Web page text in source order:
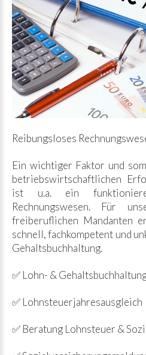
Reibungsloses
Ein wichtiger Faktor und
betriebswirtschaftlichen
ist u.a. ein
Rechnungswesen. Für
freiberuflichen Mandanten
schnell, fachkompetent und
Gehaltsbuchhaltung.
✅ Lohn- &
✅ Lohnsteuerjahresausgleich
✅ Beratung Lohnsteuer &